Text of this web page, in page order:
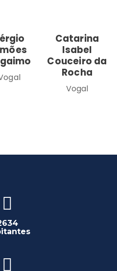
Catarina
Isabel
Couceiro da
Rocha
Vogal